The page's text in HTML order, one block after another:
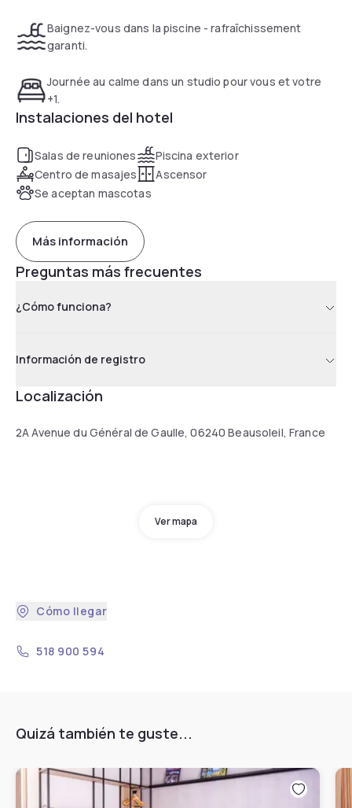
Baignez-vous dans la piscine - rafraîchissement
garanti.
Journée au calme dans un studio pour vous et votre
+1.
Instalaciones del hotel
Salas de reuniones
Piscina exterior
Centro de masajes
Ascensor
Se aceptan mascotas
Más información
Preguntas más frecuentes
¿Cómo funciona?
Información de registro
Localización
2A Avenue du Général de Gaulle, 06240 Beausoleil, France
Ver mapa
Cómo llegar
518 900 594
Quizá también te guste...